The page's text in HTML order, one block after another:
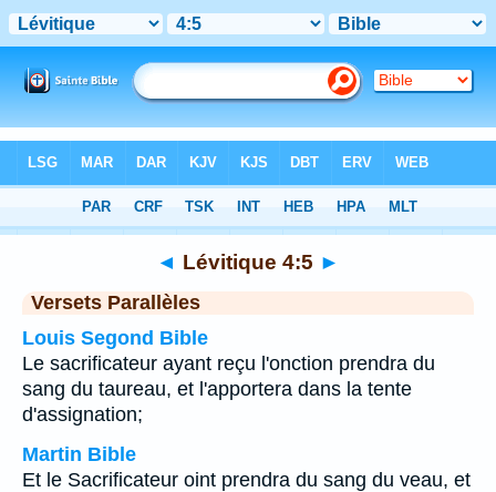
Chapitre 4 > Verset 5
◄ Lévitique 4:5 ►
Versets Parallèles
Louis Segond Bible
Le sacrificateur ayant reçu l'onction prendra du
sang du taureau, et l'apportera dans la tente
d'assignation;
Martin Bible
Et le Sacrificateur oint prendra du sang du veau, et